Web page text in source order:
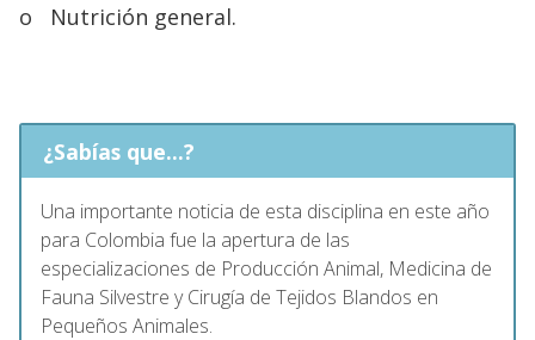
o Nutrición general.
¿Sabías que...?
Una importante noticia de esta disciplina en este año
para Colombia fue la apertura de las
especializaciones de Producción Animal, Medicina de
Fauna Silvestre y Cirugía de Tejidos Blandos en
Pequeños Animales.